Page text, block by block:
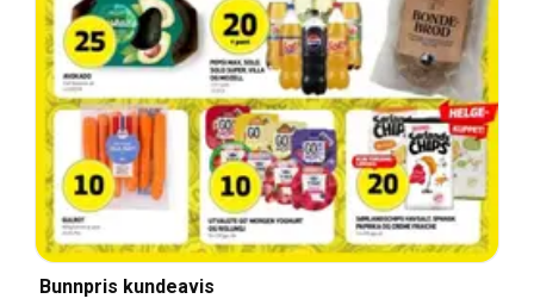
Bunnpris kundeavis